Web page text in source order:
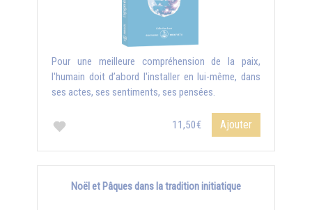
Pour une meilleure compréhension de la paix,
l'humain doit d’abord l'installer en lui-même, dans
ses actes, ses sentiments, ses pensées.
11,50€ Ajouter
Noël et Pâques dans la tradition initiatique